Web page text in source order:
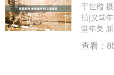
于世楷
拍|义堂
堂年集
义堂年
查看：